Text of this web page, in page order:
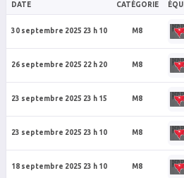
DATE CATÉGORIE
30 septembre 2025 23 h 10 M8
26 septembre 2025 22 h 20 M8
23 septembre 2025 23 h 15 M8
23 septembre 2025 23 h 10 M8
18 septembre 2025 23 h 10 M8